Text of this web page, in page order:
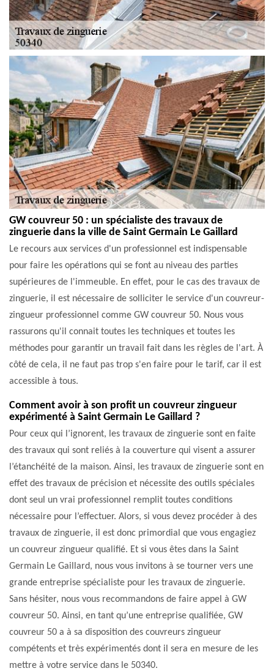
GW couvreur 50 : un spécialiste des travaux de
zinguerie dans la ville de Saint Germain Le Gaillard
Le recours aux services d'un professionnel est indispensable
pour faire les opérations qui se font au niveau des parties
supérieures de l'immeuble. En effet, pour le cas des travaux de
zinguerie, il est nécessaire de solliciter le service d'un couvreur-
zingueur professionnel comme GW couvreur 50. Nous vous
rassurons qu'il connait toutes les techniques et toutes les
méthodes pour garantir un travail fait dans les règles de l'art. À
côté de cela, il ne faut pas trop s'en faire pour le tarif, car il est
accessible à tous.
Comment avoir à son profit un couvreur zingueur
expérimenté à Saint Germain Le Gaillard ?
Pour ceux qui l’ignorent, les travaux de zinguerie sont en faite
des travaux qui sont reliés à la couverture qui visent a assurer
l’étanchéité de la maison. Ainsi, les travaux de zinguerie sont en
effet des travaux de précision et nécessite des outils spéciales
dont seul un vrai professionnel remplit toutes conditions
nécessaire pour l’effectuer. Alors, si vous devez procéder à des
travaux de zinguerie, il est donc primordial que vous engagiez
un couvreur zingueur qualifié. Et si vous êtes dans la Saint
Germain Le Gaillard, nous vous invitons à se tourner vers une
grande entreprise spécialiste pour les travaux de zinguerie.
Sans hésiter, nous vous recommandons de faire appel à GW
couvreur 50. Ainsi, en tant qu’une entreprise qualifiée, GW
couvreur 50 a à sa disposition des couvreurs zingueur
compétents et très expérimentés dont il sera en mesure de les
mettre à votre service dans le 50340.